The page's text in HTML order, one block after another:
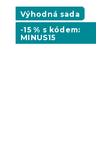
Výhodná sada
-15 % s kódem:
MINUS15